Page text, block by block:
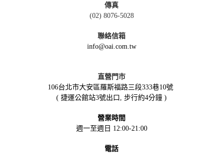
傳真
(02) 8076-5028
聯絡信箱
info@oai.com.tw
直營門市
106台北市大安區羅斯福路三段333巷10號
( 捷運公館站3號出口, 步行約4分鐘 )
營業時間
週一至週日 12:00-21:00
電話